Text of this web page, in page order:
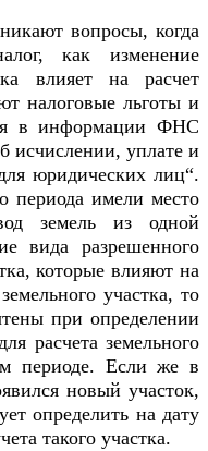
вопросы, когда
как изменение
влияет на расчет
налоговые льготы и
в информации ФНС
исчислении, уплате и
юридических лиц“.
периода имели место
земель из одной
вида разрешенного
которые влияют на
участка, то
при определении
расчета земельного
периоде. Если же в
новый участок,
определить на дату
такого участка.